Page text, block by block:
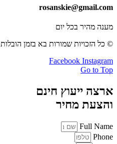
rosanskie@gmail.com
מענה מהיר בכל יום
© כל הזכויות שמורות בא בזמן הובלות 2025
Facebook Instagram
Go to Top
ארצה ייעוץ חינם
והצעת מחיר
Full Name
Phone